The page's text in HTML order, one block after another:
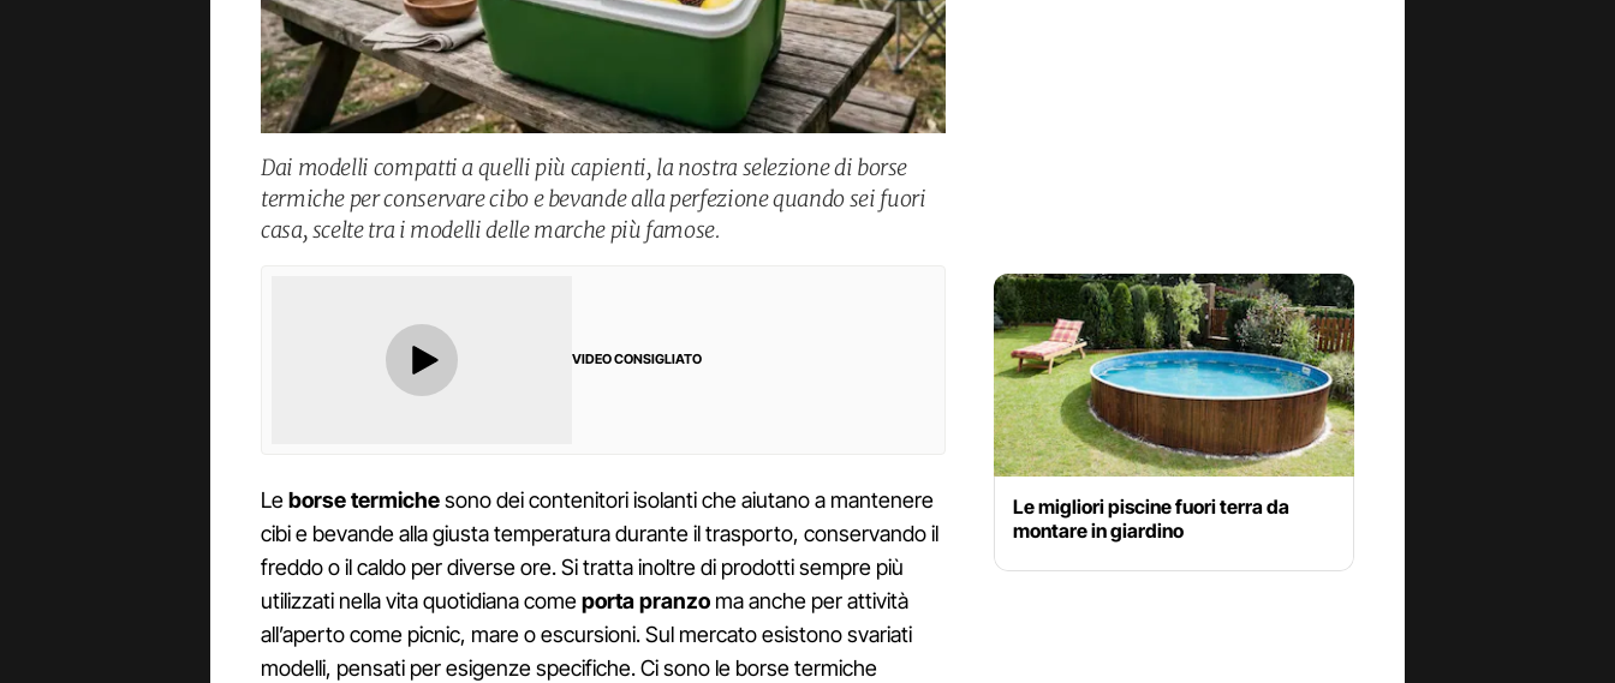
Dai modelli compatti a quelli più capienti, la nostra selezione di borse
termiche per conservare cibo e bevande alla perfezione quando sei fuori
casa, scelte tra i modelli delle marche più famose.
VIDEO CONSIGLIATO
Leborse termichesono dei contenitori isolanti che aiutano a mantenere
cibi e bevande alla giusta temperatura durante il trasporto, conservando il
freddo o il caldo per diverse ore. Si tratta inoltre di prodotti sempre più
utilizzati nella vita quotidiana comeporta pranzo ma anche per attività
all’aperto come picnic, mare o escursioni. Sul mercato esistono svariati
modelli, pensati per esigenze specifiche. Ci sono le borse termiche
Le migliori piscine fuori terra da
montare in giardino